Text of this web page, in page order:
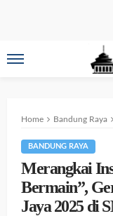
Home Bandung Raya
BANDUNG RAYA
Merangkai
Bermain”,
Jaya 2025 di